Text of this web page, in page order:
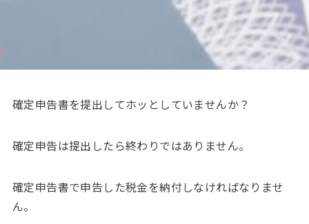
確定申告書を提出してホッとしていませんか？
確定申告は提出したら終わりではありません。
確定申告書で申告した税金を納付しなければなりませ
ん。